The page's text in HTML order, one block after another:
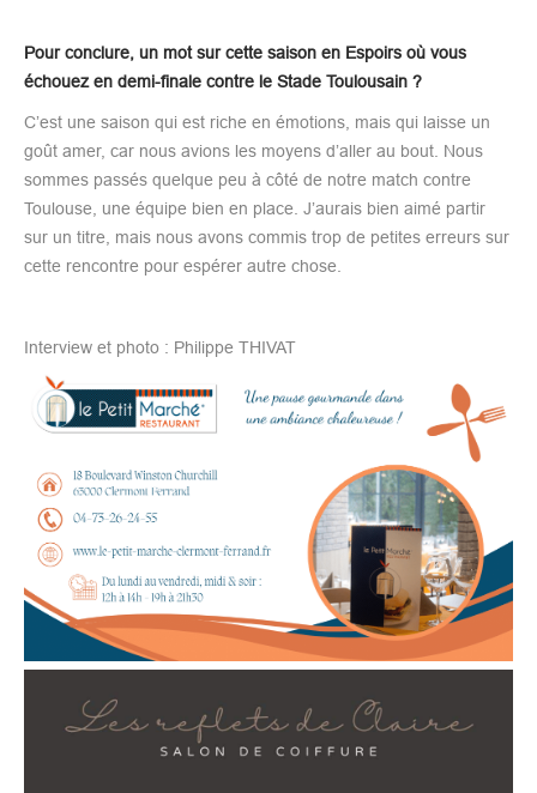
Pour conclure, un mot sur cette saison en Espoirs où vous
échouez en demi-finale contre le Stade Toulousain ?
C’est une saison qui est riche en émotions, mais qui laisse un
goût amer, car nous avions les moyens d’aller au bout. Nous
sommes passés quelque peu à côté de notre match contre
Toulouse, une équipe bien en place. J’aurais bien aimé partir
sur un titre, mais nous avons commis trop de petites erreurs sur
cette rencontre pour espérer autre chose.
Interview et photo : Philippe THIVAT